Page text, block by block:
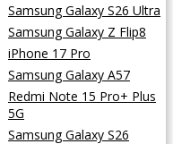
Samsung Galaxy S26 Ultra
Samsung Galaxy Z Flip8
iPhone 17 Pro
Samsung Galaxy A57
Redmi Note 15 Pro+ Plus
5G
Samsung Galaxy S26